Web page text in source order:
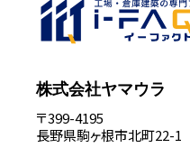
株式会社ヤマウラ
〒399-4195
長野県駒ヶ根市北町22-1